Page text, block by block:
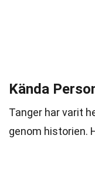
Kända
Tanger har varit
genom historien.